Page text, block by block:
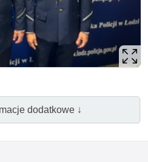
dodatkowe ↓